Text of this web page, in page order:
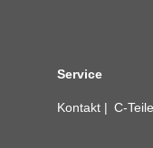
Service
Kontakt C-